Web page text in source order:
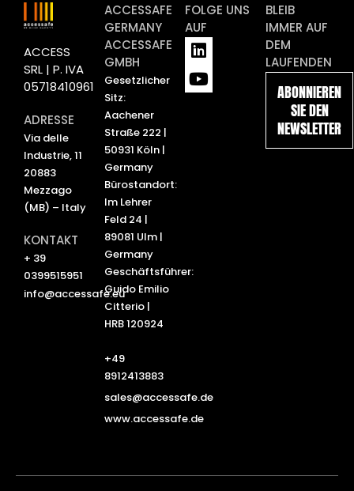
ACCESS
SRL | P. IVA
05718410961
ADRESSE
Via delle
Industrie, 11
20883
Mezzago
(MB) – Italy
KONTAKT
+ 39
0399515951
info@accessafe.eu
ACCESSAFE
GERMANY
ACCESSAFE
GMBH
Gesetzlicher
Sitz:
Aachener
Straße 222 |
50931 Köln |
Germany
Bürostandort:
Im Lehrer
Feld 24 |
89081 Ulm |
Germany
Geschäftsführer:
Guido Emilio
Citterio |
HRB 120924
+49
8912413883
sales@accessafe.de
www.accessafe.de
FOLGE UNS
AUF
L
i
n
k
Y
o
u
t
BLEIB
IMMER AUF
DEM
LAUFENDEN
ABONNIEREN
SIE DEN
NEWSLETTER